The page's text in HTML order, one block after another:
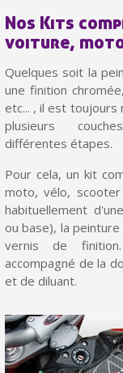
Partagez
Gagnez
10€ de
Nos Kits
voiture,
Quelques soit la
une finition
etc... , il est toujours
plusieurs
différentes étapes.
Pour cela, un kit
moto, vélo,
habituellement
ou base), la
vernis de
accompagné de la
et de diluant.